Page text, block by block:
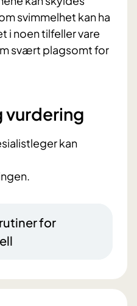
svimmelhet kan ha
i noen tilfeller vare
svært plagsomt for
vurdering
kan
for